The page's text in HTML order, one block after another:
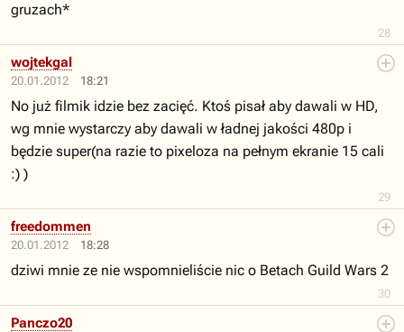
28
gruzach*
20.01.2012 18:21
29
wojtekgal
No już filmik idzie bez zacięć. Ktoś pisał aby dawali w HD,
wg mnie wystarczy aby dawali w ładnej jakości 480p i
będzie super(na razie to pixeloza na pełnym ekranie 15 cali
:) )
20.01.2012 18:28
30
freedommen
dziwi mnie ze nie wspomnieliście nic o Betach Guild Wars 2
Panczo20